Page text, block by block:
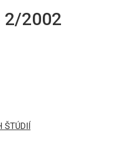
2/2002
ŠTÚDIÍ